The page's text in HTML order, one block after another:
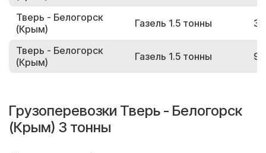
Тверь - Белогорск
(Крым)
Газель 1.5 тонны
Тверь - Белогорск
(Крым)
Газель 1.5 тонны
Грузоперевозки Тверь - Белогорск
(Крым) 3 тонны